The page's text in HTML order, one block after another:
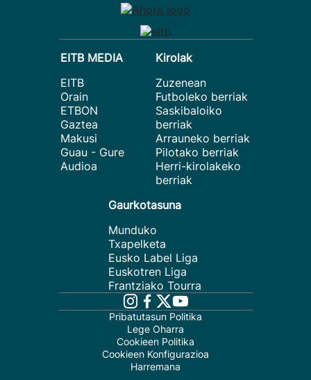
EITB MEDIA
EITB
Orain
ETBON
Gaztea
Makusi
Guau - Gure
Audioa
Kirolak
Zuzenean
Futboleko berriak
Saskibaloiko
berriak
Arrauneko berriak
Pilotako berriak
Herri-kirolakeko
berriak
Gaurkotasuna
Munduko
Txapelketa
Eusko Label Liga
Euskotren Liga
Frantziako Tourra
Pribatutasun Politika
Lege Oharra
Cookieen Politika
Cookieen Konfigurazioa
Harremana